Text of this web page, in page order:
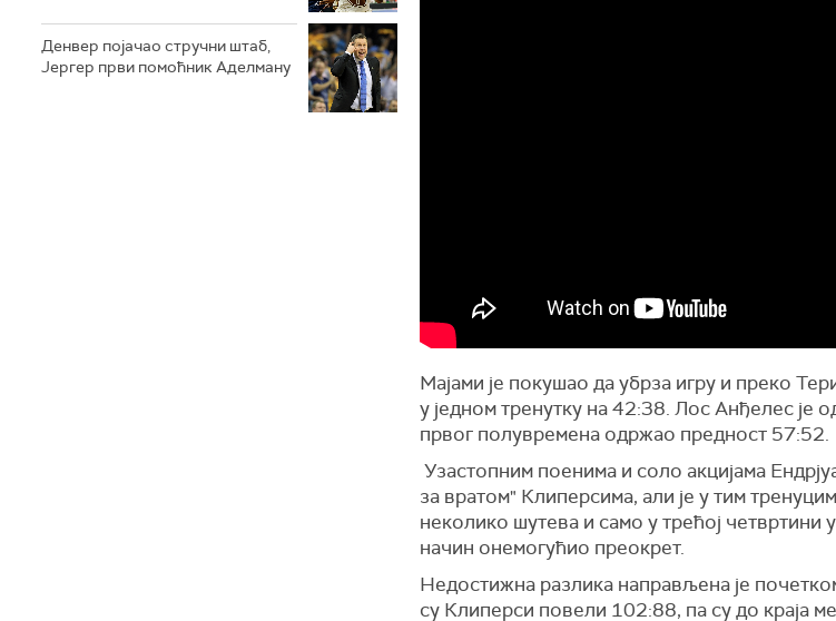
Денвер појачао стручни штаб,
Јергер први помоћник Аделману
Мајами је покушао да убрза игру и преко
у једном тренутку на 42:38. Лос Анђелес је
првог полувремена одржао предност 57:52.
Узастопним поенима и соло акцијама
за вратом" Клиперсима, али је у тим
неколико шутева и само у трећој четвртини
начин онемогућио преокрет.
Недостижна разлика направљена је
су Клиперси повели 102:88, па су до краја